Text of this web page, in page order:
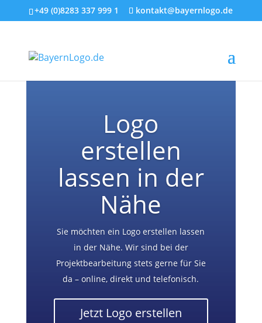
+49 (0)8283 337 999 1 kontakt@bayernlogo.de
Logo
erstellen
lassen in der
Nähe
Sie möchten ein Logo erstellen lassen
in der Nähe. Wir sind bei der
Projektbearbeitung stets gerne für Sie
da – online, direkt und telefonisch.
Jetzt Logo erstellen